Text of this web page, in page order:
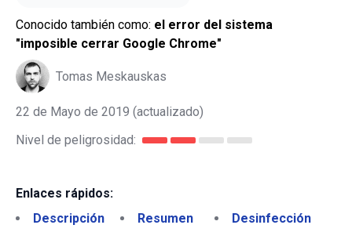
Conocido también como: el error del sistema
"imposible cerrar Google Chrome"
Tomas Meskauskas
22 de Mayo de 2019 (actualizado)
Nivel de peligrosidad:
Enlaces rápidos:
Descripción
Resumen Desinfección